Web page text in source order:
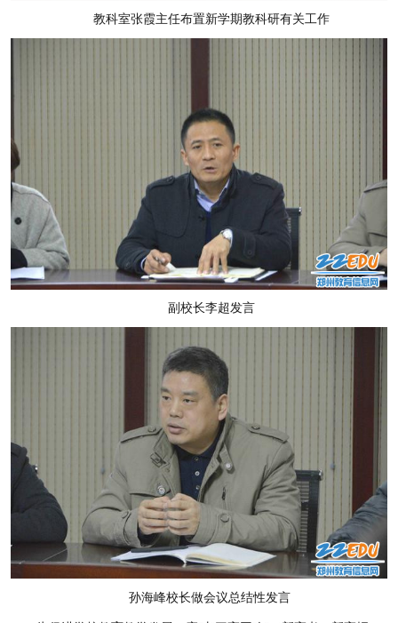
教科室张霞主任布置新学期教科研有关工作
副校长李超发言
孙海峰校长做会议总结性发言